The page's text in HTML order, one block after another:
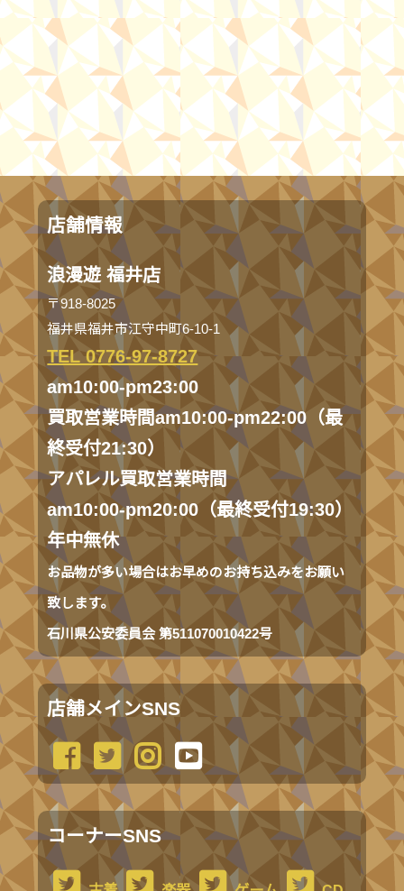
店舗情報
浪漫遊 福井店
〒918-8025
福井県福井市江守中町6-10-1
TEL 0776-97-8727
am10:00-pm23:00
買取営業時間am10:00-pm22:00（最
終受付21:30）
アパレル買取営業時間
am10:00-pm20:00（最終受付19:30）
年中無休
お品物が多い場合はお早めのお持ち込みをお願い
致します。
石川県公安委員会 第511070010422号
店舗メインSNS
コーナーSNS